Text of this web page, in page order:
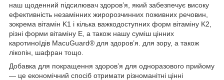
наш щоденний підсилювач здоров’я, який забезпечує високу
ефективність незамінних жиророзчинних поживних речовин,
зокрема вітамін K1 і кілька важкодоступних форм вітаміну K2,
різні форми вітаміну E, а також нашу суміш цінних
каротиноїдів MacuGuard® для здоров’я. для зору, а також
лікопін, шафран тощо.
Добавка для покращення здоров’я для одноразового прийому
— це економічний спосіб отримати різноманітні цінні